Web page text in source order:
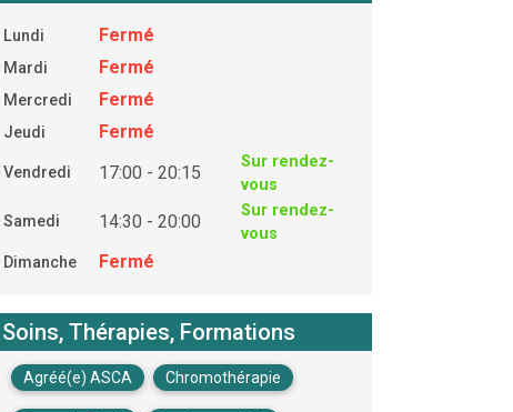
Lundi Fermé
Mardi Fermé
Mercredi Fermé
Jeudi Fermé
Vendredi 17:00 - 20:15
Sur rendez-
vous
Samedi
14:30 - 20:00
Sur rendez-
vous
Dimanche
Fermé
Soins, Thérapies, Formations
Agréé(e) ASCA Chromothérapie